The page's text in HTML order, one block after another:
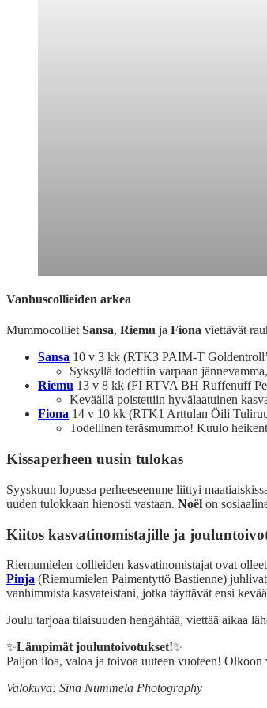
Vanhuscollieiden arkea
MummocollietSansa, Riemu ja Fiona viettävät
Sansa 10 v 3 kk (RTK3 PAIM-T
Syksyllä todettiin varpaan
Riemu 13 v 8 kk (FI RTVA BH Ruffenuff
Keväällä poistettiin hyvälaatuinen
Fiona 14 v 10 kk (RTK1 Arttulan Öili
Todellinen teräsmummo! Kuulo
Kissaperheen uusin tulokas
Syyskuun lopussa perheeseemme liittyi
uuden tulokkaan hienosti vastaan. Noël on
Kiitos kasvatinomistajille ja
Riemumielen collieiden kasvatinomistajat ovat
Pinja (Riemumielen Paimentyttö Bastienne)
vanhimmista kasvateistani, jotka täyttävät ensi
Joulu tarjoaa tilaisuuden hengähtää, viettää aikaa
✨Lämpimät jouluntoivotukset!✨
Paljon iloa, valoa ja toivoa uuteen vuoteen!
Valokuva: Sina Nummela Photography